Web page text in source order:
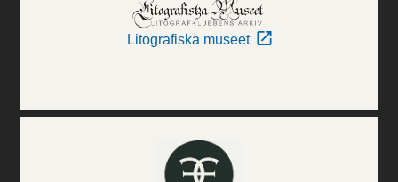
Litografiska museet